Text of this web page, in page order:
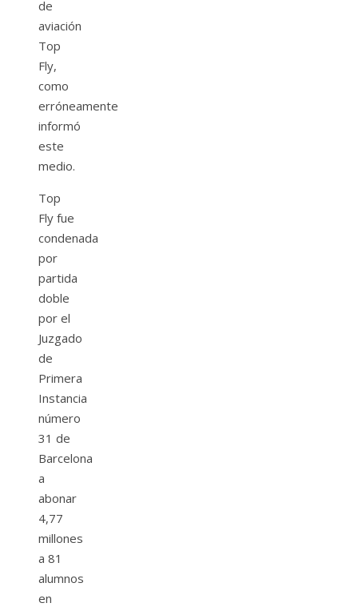
de
aviación
Top
Fly,
como
erróneamente
informó
este
medio.
Top
Fly fue
condenada
por
partida
doble
por el
Juzgado
de
Primera
Instancia
número
31 de
Barcelona
a
abonar
4,77
millones
a 81
alumnos
en